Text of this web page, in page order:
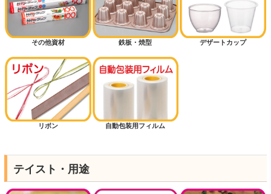
その他資材 鉄板・焼型 デザートカップ
リボン 自動包装用フィルム
テイスト・用途